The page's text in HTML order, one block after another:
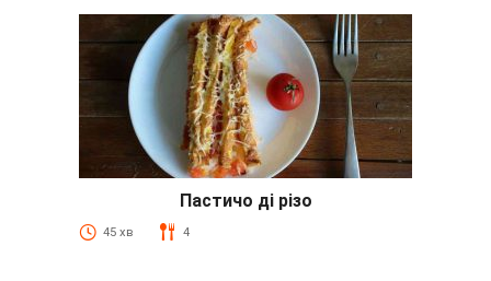
Пастичо ді різо
45 хв 4